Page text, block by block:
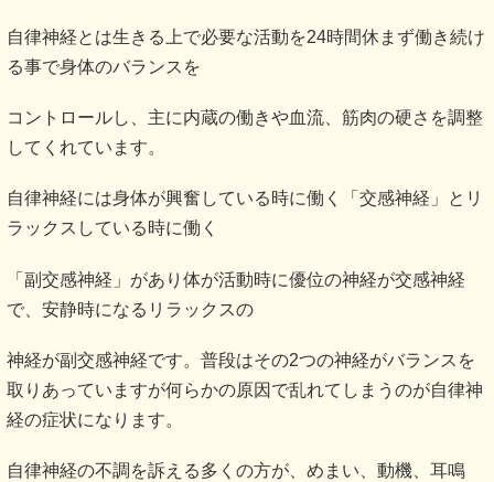
自律神経とは生きる上で必要な活動を24時間休まず働き続け
る事で身体のバランスを
コントロールし、主に内蔵の働きや血流、筋肉の硬さを調整
してくれています。
自律神経には身体が興奮している時に働く「交感神経」とリ
ラックスしている時に働く
「副交感神経」があり体が活動時に優位の神経が交感神経
で、安静時になるリラックスの
神経が副交感神経です。普段はその2つの神経がバランスを
取りあっていますが何らかの原因で乱れてしまうのが自律神
経の症状になります。
自律神経の不調を訴える多くの方が、めまい、動機、耳鳴